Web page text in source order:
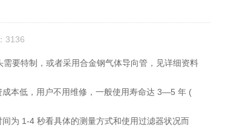
3136
要特制，或者采用合金钢气体导向管，见详细资料
本低，用户不用维修，一般使用寿命达 3—5 年 (
为 1-4 秒看具体的测量方式和使用过滤器状况而